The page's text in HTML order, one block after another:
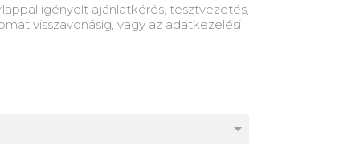
igényelt ajánlatkérés, tesztvezetés,
visszavonásig, vagy az adatkezelési